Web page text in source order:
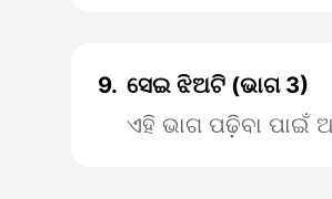
9. ସେଇ ଝିଅଟି (ଭାଗ 3)
ଏହି ଭାଗ ପଢ଼ିବା ପାଇଁ